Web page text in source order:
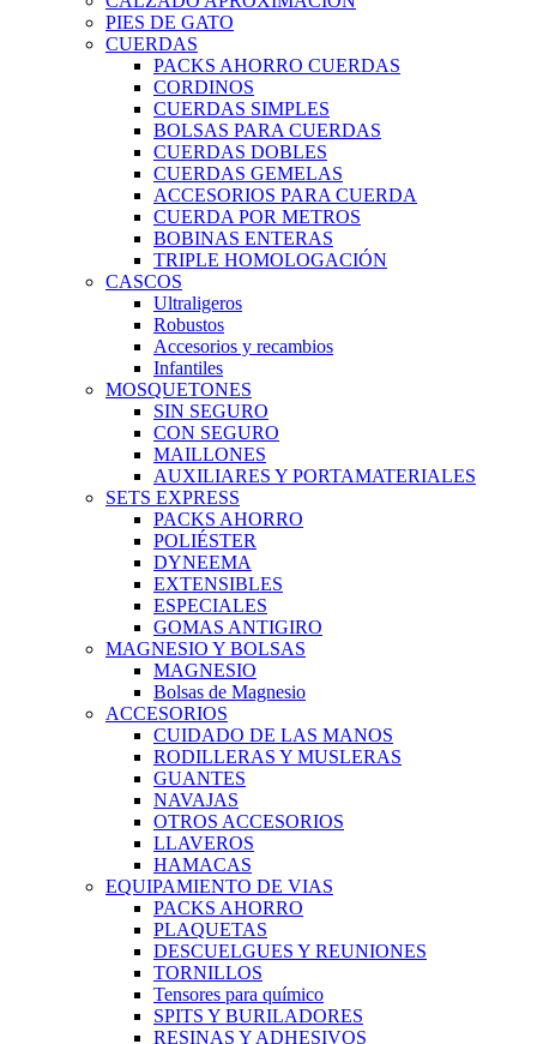
PIES DE GATO
CUERDAS
PACKS AHORRO CUERDAS
CORDINOS
CUERDAS SIMPLES
BOLSAS PARA CUERDAS
CUERDAS DOBLES
CUERDAS GEMELAS
ACCESORIOS PARA CUERDA
CUERDA POR METROS
BOBINAS ENTERAS
TRIPLE HOMOLOGACIÓN
CASCOS
Ultraligeros
Robustos
Accesorios y recambios
Infantiles
MOSQUETONES
SIN SEGURO
CON SEGURO
MAILLONES
AUXILIARES Y PORTAMATERIALES
SETS EXPRESS
PACKS AHORRO
POLIÉSTER
DYNEEMA
EXTENSIBLES
ESPECIALES
GOMAS ANTIGIRO
MAGNESIO Y BOLSAS
MAGNESIO
Bolsas de Magnesio
ACCESORIOS
CUIDADO DE LAS MANOS
RODILLERAS Y MUSLERAS
GUANTES
NAVAJAS
OTROS ACCESORIOS
LLAVEROS
HAMACAS
EQUIPAMIENTO DE VIAS
PACKS AHORRO
PLAQUETAS
DESCUELGUES Y REUNIONES
TORNILLOS
Tensores para químico
SPITS Y BURILADORES
RESINAS Y ADHESIVOS